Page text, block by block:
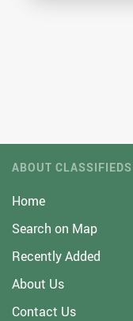
ABOUT CLASSIFIEDS
Home
Search on Map
Recently Added
About Us
Contact Us